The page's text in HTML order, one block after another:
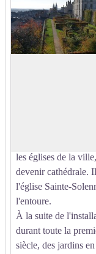
les églises de la
devenir cathédrale.
l'église Sainte-
l'entoure.
À la suite de
durant toute la
siècle, des jardins